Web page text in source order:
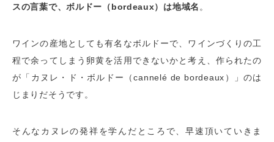
スの言葉で、ボルドー（bordeaux）は地域名 。
ワインの産地としても有名なボルドーで、ワインづくりの工
程で余ってしまう卵黄を活用できないかと考え、作られたの
が「カヌレ・ド・ボルドー（cannelé de bordeaux）」のは
じまりだそうです。
そんなカヌレの発祥を学んだところで、早速頂いていきま